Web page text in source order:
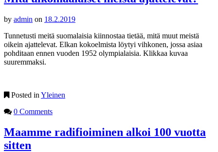
by admin on 18.2.2019
Tunnetusti meitä suomalaisia kiinnostaa tietää, mitä muut meistä
oikein ajattelevat. Elkan kokoelmista löytyi vihkonen, jossa asiaa
pohditaan ennen vuoden 1952 olympialaisia. Klikkaa kuvaa
suuremmaksi.
Posted in Yleinen
0 Comments
Maamme radifioiminen alkoi 100 vuotta
sitten